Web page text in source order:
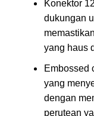
Konektor
dukungan
yang haus
Embossed
yang
dengan
perutean